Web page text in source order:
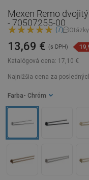
Mexen Remo
- 70507255-00
(7) Otázky
Katalógová cena: 17,10 €
13,69 € (s DPH)
Najnižšia cena za
Farba - Chróm